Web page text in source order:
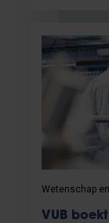
Wetenschap
VUB